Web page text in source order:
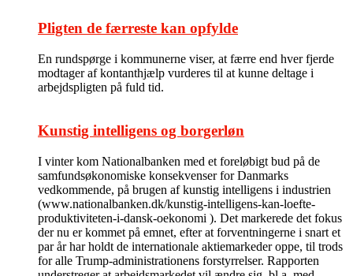
Pligten de færreste kan opfylde
En rundspørge i kommunerne viser, at færre end hver fjerde
modtager af kontanthjælp vurderes til at kunne deltage i
arbejdspligten på fuld tid.
Kunstig intelligens og borgerløn
I vinter kom Nationalbanken med et foreløbigt bud på de
samfundsøkonomiske konsekvenser for Danmarks
vedkommende, på brugen af kunstig intelligens i industrien
(www.nationalbanken.dk/kunstig-intelligens-kan-loefte-
produktiviteten-i-dansk-oekonomi ). Det markerede det fokus
der nu er kommet på emnet, efter at forventningerne i snart et
par år har holdt de internationale aktiemarkeder oppe, til trods
for alle Trump-administrationens forstyrrelser. Rapporten